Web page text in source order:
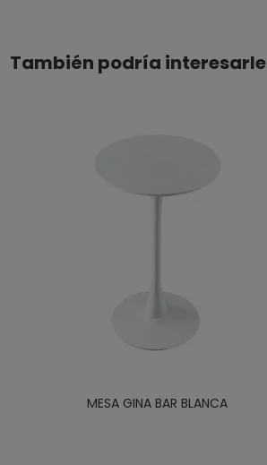
También podría interesarle
MESA GINA BAR BLANCA